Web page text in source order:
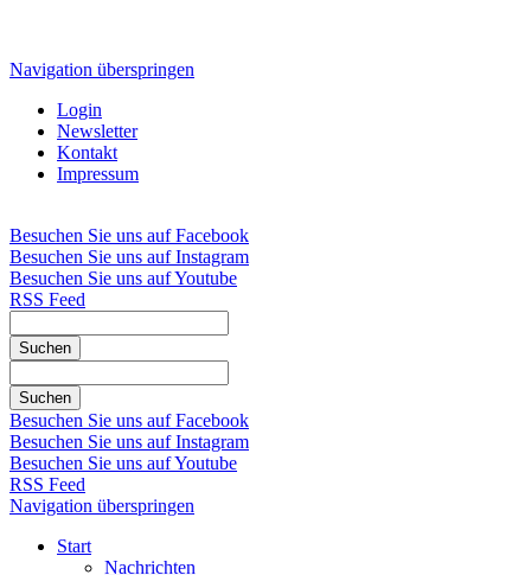
Navigation überspringen
Login
Newsletter
Kontakt
Impressum
Besuchen Sie uns auf Facebook
Besuchen Sie uns auf Instagram
Besuchen Sie uns auf Youtube
RSS Feed
Suchen
Suchen
Besuchen Sie uns auf Facebook
Besuchen Sie uns auf Instagram
Besuchen Sie uns auf Youtube
RSS Feed
Navigation überspringen
Start
Nachrichten